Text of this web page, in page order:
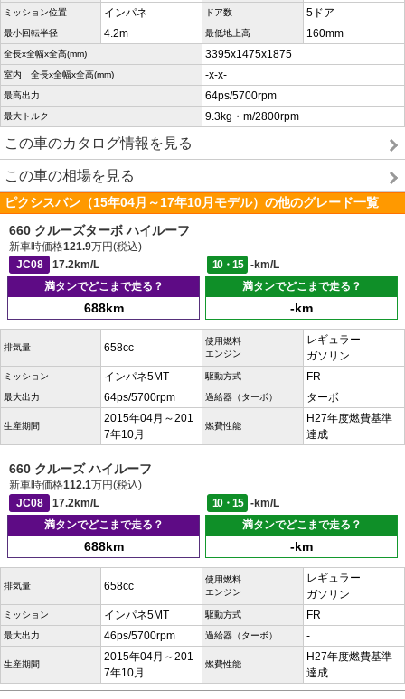
ミッション位置 インパネ ドア数 5ドア
最小回転半径 4.2m 最低地上高 160mm
全長x全幅x全高(mm) 3395x1475x1875
室内 全長x全幅x全高(mm) -x-x-
最高出力 64ps/5700rpm
最大トルク 9.3kg・m/2800rpm
この車のカタログ情報を見る
この車の相場を見る
ピクシスバン（15年04月～17年10月モデル）の他のグレード一覧
660 クルーズターボ ハイルーフ
新車時価格121.9万円(税込)
JC08
17.2km/L 10・15
-km/L
満タンでどこまで走る？
688km
満タンでどこまで走る？
-km
排気量 658cc
使用燃料
エンジン
レギュラー
ガソリン
ミッション インパネ5MT 駆動方式 FR
最大出力 64ps/5700rpm 過給器（ターボ） ターボ
生産期間
2015年04月～201
7年10月
燃費性能
H27年度燃費基準
達成
660 クルーズ ハイルーフ
新車時価格112.1万円(税込)
JC08
17.2km/L 10・15
-km/L
満タンでどこまで走る？
688km
満タンでどこまで走る？
-km
排気量 658cc
使用燃料
エンジン
レギュラー
ガソリン
ミッション インパネ5MT 駆動方式 FR
最大出力 46ps/5700rpm 過給器（ターボ） -
生産期間
2015年04月～201
7年10月
燃費性能
H27年度燃費基準
達成